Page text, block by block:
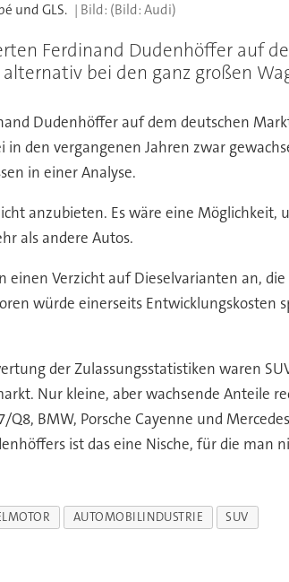
und GLS.
(Bild: Audi)
Ferdinand Dudenhöffer auf
bei den ganz großen
Dudenhöffer auf dem deutschen
in den vergangenen Jahren zwar
in einer Analyse.
anzubieten. Es wäre eine
als andere Autos.
Verzicht auf Dieselvarianten an,
würde einerseits Entwicklungskosten
der Zulassungsstatistiken waren
Nur kleine, aber wachsende Anteile
BMW, Porsche Cayenne und
ist das eine Nische, für die man
AUTOMOBILINDUSTRIE SUV